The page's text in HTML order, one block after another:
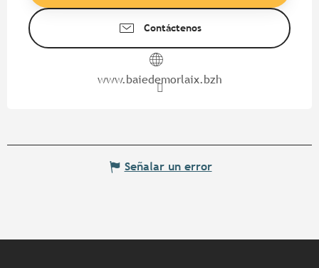
Contáctenos
www.baiedemorlaix.bzh
Señalar un error